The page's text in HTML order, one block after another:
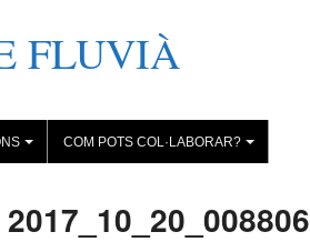
FLUVIÀ
+ +
COM POTS COL·LABORAR?
2017_10_20_008806